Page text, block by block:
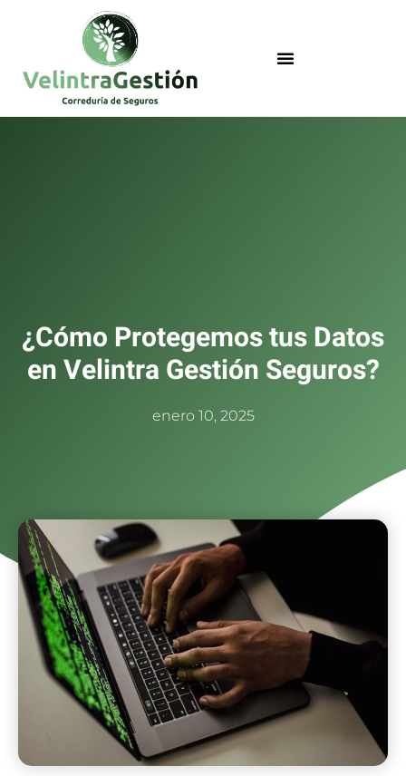
¿Cómo Protegemos tus Datos
en Velintra Gestión Seguros?
enero 10, 2025